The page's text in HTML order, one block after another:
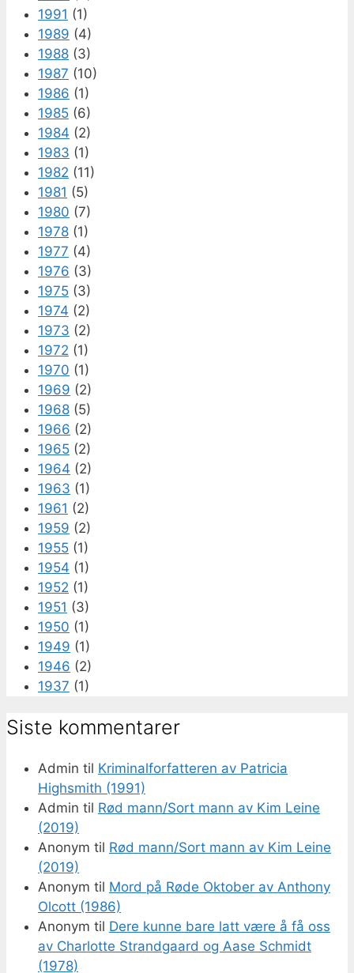
1991 (1)
1989 (4)
1988 (3)
1987 (10)
1986 (1)
1985 (6)
1984 (2)
1983 (1)
1982 (11)
1981 (5)
1980 (7)
1978 (1)
1977 (4)
1976 (3)
1975 (3)
1974 (2)
1973 (2)
1972 (1)
1970 (1)
1969 (2)
1968 (5)
1966 (2)
1965 (2)
1964 (2)
1963 (1)
1961 (2)
1959 (2)
1955 (1)
1954 (1)
1952 (1)
1951 (3)
1950 (1)
1949 (1)
1946 (2)
1937 (1)
Siste kommentarer
Admin til Kriminalforfatteren av Patricia
Highsmith (1991)
Admin til Rød mann/Sort mann av Kim Leine
(2019)
Anonym til Rød mann/Sort mann av Kim Leine
(2019)
Anonym til Mord på Røde Oktober av Anthony
Olcott (1986)
Anonym til Dere kunne bare latt være å få oss
av Charlotte Strandgaard og Aase Schmidt
(1978)